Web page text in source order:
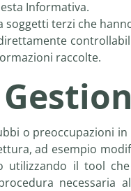
Informativa.
soggetti terzi che
raccolte.
o preoccupazioni
ad esempio
il tool
necessaria